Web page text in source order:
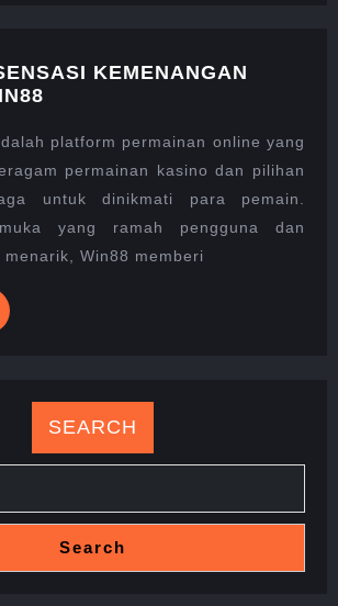
KEMENANGAN
KEMENANGAN
DENGAN
platform permainan online yang
permainan kasino dan pilihan
untuk dinikmati para pemain.
yang ramah pengguna dan
Win88 memberi
SEARCH
Search